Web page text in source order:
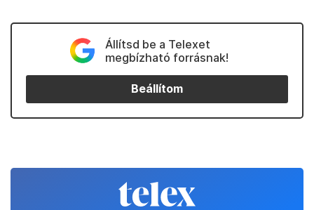
Állítsd be a Telexet
megbízható forrásnak!
Beállítom